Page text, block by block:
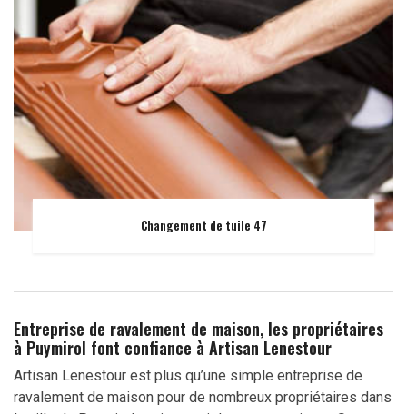
Changement de tuile 47
Entreprise de ravalement de maison, les propriétaires
à Puymirol font confiance à Artisan Lenestour
Artisan Lenestour est plus qu’une simple entreprise de
ravalement de maison pour de nombreux propriétaires dans